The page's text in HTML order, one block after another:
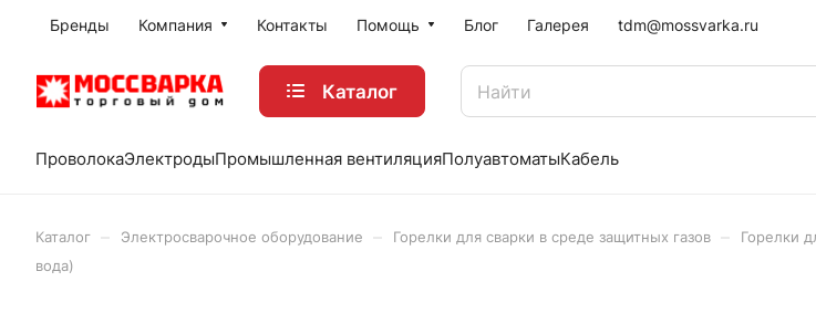
Бренды Компания Контакты Помощь Блог Галерея tdm@mossvarka.ru
Каталог
ПроволокаЭлектродыПромышленная вентиляцияПолуавтоматыКабель
Каталог Электросварочное оборудование Горелки для сварки в среде защитных газов Горелки
вода)